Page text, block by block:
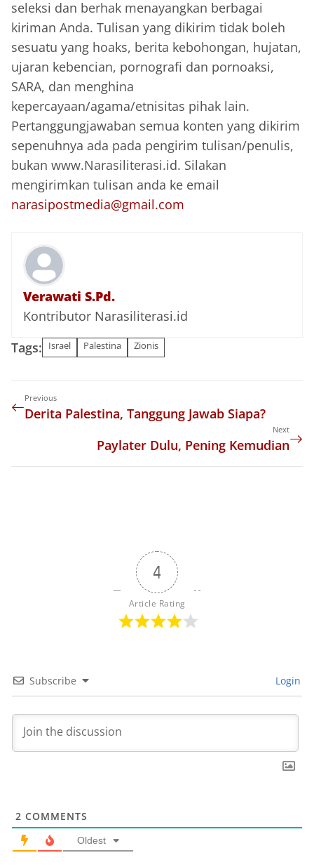
seleksi dan berhak menayangkan berbagai
kiriman Anda. Tulisan yang dikirim tidak boleh
sesuatu yang hoaks, berita kebohongan, hujatan,
ujaran kebencian, pornografi dan pornoaksi,
SARA, dan menghina
kepercayaan/agama/etnisitas pihak lain.
Pertanggungjawaban semua konten yang dikirim
sepenuhnya ada pada pengirim tulisan/penulis,
bukan www.Narasiliterasi.id. Silakan
mengirimkan tulisan anda ke email
narasipostmedia@gmail.com
Verawati S.Pd.
Kontributor Narasiliterasi.id
Tags:
Israel Palestina Zionis
Previous
Derita Palestina, Tanggung Jawab Siapa?
Next
Paylater Dulu, Pening Kemudian
4
Article Rating
Subscribe Login
2 COMMENTS
Oldest